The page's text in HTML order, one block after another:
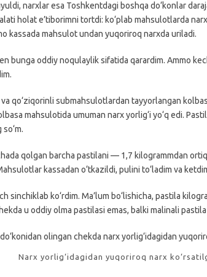
narxlar esa Toshkentdagi boshqa do‘konlar
holat e’tiborimni tortdi: ko‘plab mahsulotlarda
kassada mahsulot undan yuqoriroq narxda uriladi.
bunga oddiy noqulaylik sifatida qarardim. Ammo
qo‘ziqorinli submahsulotlardan tayyorlangan
mahsulotida umuman narx yorlig‘i yo‘q edi.
qolgan barcha pastilani — 1,7 kilogrammdan
kassadan o‘tkazildi, pulini to‘ladim va
sinchiklab ko‘rdim. Ma’lum bo‘lishicha, pastila
u oddiy olma pastilasi emas, balki malinali
Narx yorlig‘idagidan yuqoriroq narx